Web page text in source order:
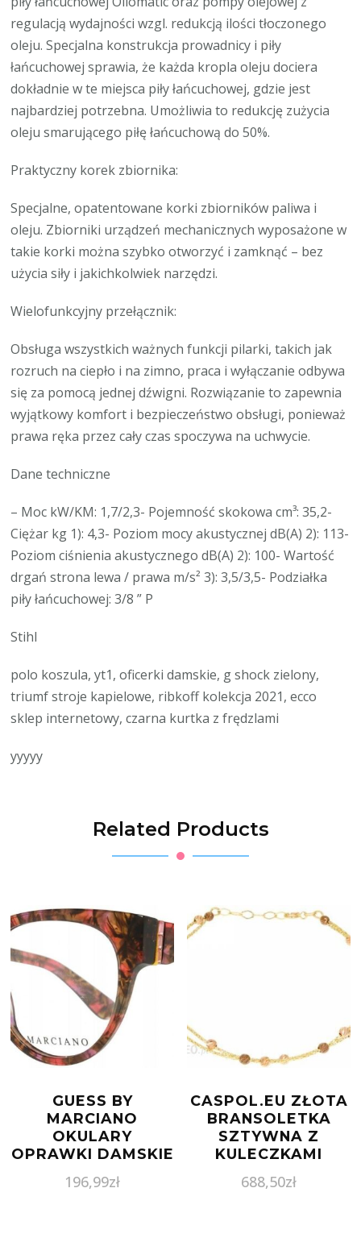
regulacją wydajności wzgl. redukcją ilości tłoczonego
oleju. Specjalna konstrukcja prowadnicy i piły
łańcuchowej sprawia, że każda kropla oleju dociera
dokładnie w te miejsca piły łańcuchowej, gdzie jest
najbardziej potrzebna. Umożliwia to redukcję zużycia
oleju smarującego piłę łańcuchową do 50%.
Praktyczny korek zbiornika:
Specjalne, opatentowane korki zbiorników paliwa i
oleju. Zbiorniki urządzeń mechanicznych wyposażone w
takie korki można szybko otworzyć i zamknąć – bez
użycia siły i jakichkolwiek narzędzi.
Wielofunkcyjny przełącznik:
Obsługa wszystkich ważnych funkcji pilarki, takich jak
rozruch na ciepło i na zimno, praca i wyłączanie odbywa
się za pomocą jednej dźwigni. Rozwiązanie to zapewnia
wyjątkowy komfort i bezpieczeństwo obsługi, ponieważ
prawa ręka przez cały czas spoczywa na uchwycie.
Dane techniczne
– Moc kW/KM: 1,7/2,3- Pojemność skokowa cm³: 35,2-
Ciężar kg 1): 4,3- Poziom mocy akustycznej dB(A) 2): 113-
Poziom ciśnienia akustycznego dB(A) 2): 100- Wartość
drgań strona lewa / prawa m/s² 3): 3,5/3,5- Podziałka
piły łańcuchowej: 3/8 ” P
Stihl
polo koszula, yt1, oficerki damskie, g shock zielony,
triumf stroje kapielowe, ribkoff kolekcja 2021, ecco
sklep internetowy, czarna kurtka z frędzlami
yyyyy
Related Products
GUESS BY
MARCIANO
OKULARY
OPRAWKI DAMSKIE
889214185259
196,99zł
CASPOL.EU ZŁOTA
BRANSOLETKA
SZTYWNA Z
KULECZKAMI
688,50zł